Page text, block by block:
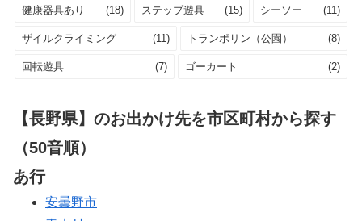
健康器具あり (18) ステップ遊具 (15) シーソー (11)
ザイルクライミング (11) トランポリン（公園） (8)
回転遊具 (7) ゴーカート (2)
【長野県】のお出かけ先を市区町村から探す
（50音順）
あ行
安曇野市